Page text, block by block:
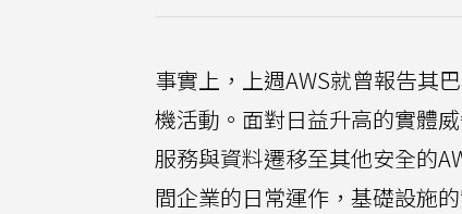
事實上，上週AWS就曾報告其
機活動。面對日益升高的實體
服務與資料遷移至其他安全的
間企業的日常運作，基礎設施